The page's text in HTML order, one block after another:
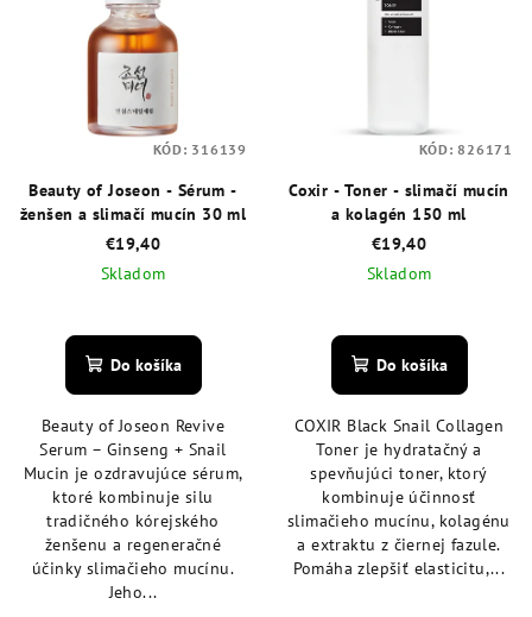
Beauty of Joseon - Sérum -
ženšen a slimačí mucín 30 ml
€19,40
Skladom
hodnotenie
produktu
z
5
hviezdičiek.
Do košíka
Beauty of Joseon Revive
Serum – Ginseng + Snail
Mucin je ozdravujúce sérum,
ktoré kombinuje silu
tradičného kórejského
ženšenu a regeneračné
účinky slimačieho mucínu.
Jeho...
KÓD: 316139
Coxir - Toner - slimačí mucín
a kolagén 150 ml
€19,40
Skladom
hodnotenie
produktu
z
5
hviezdičiek.
Do košíka
COXIR Black Snail Collagen
Toner je hydratačný a
spevňujúci toner, ktorý
kombinuje účinnosť
slimačieho mucínu, kolagénu
a extraktu z čiernej fazule.
Pomáha zlepšiť elasticitu,...
KÓD:826171